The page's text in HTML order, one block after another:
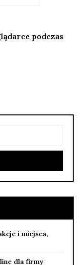
podczas
i miejsca,
dla firmy